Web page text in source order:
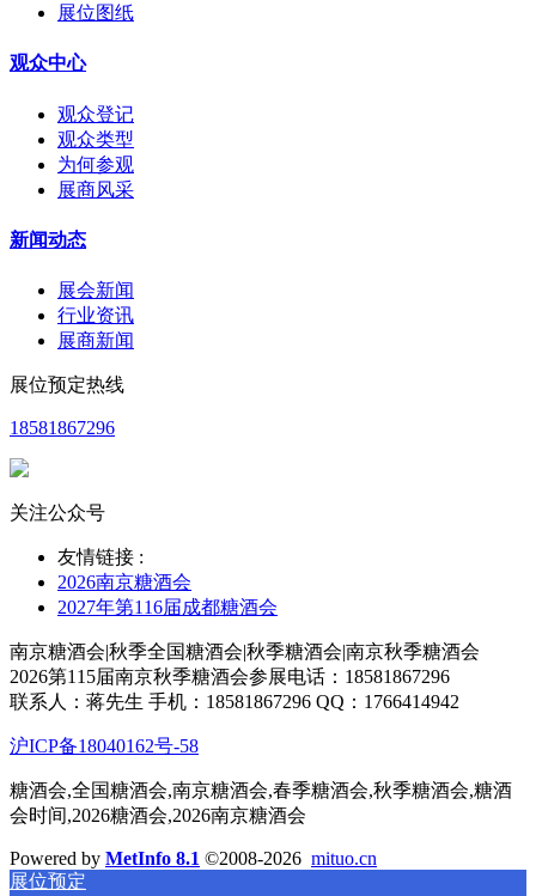
展位图纸
观众中心
观众登记
观众类型
为何参观
展商风采
新闻动态
展会新闻
行业资讯
展商新闻
展位预定热线
18581867296
关注公众号
友情链接 :
2026南京糖酒会
2027年第116届成都糖酒会
南京糖酒会|秋季全国糖酒会|秋季糖酒会|南京秋季糖酒会
2026第115届南京秋季糖酒会参展电话：18581867296
联系人：蒋先生 手机：18581867296 QQ：1766414942
沪ICP备18040162号-58
糖酒会,全国糖酒会,南京糖酒会,春季糖酒会,秋季糖酒会,糖酒
会时间,2026糖酒会,2026南京糖酒会
Powered by MetInfo 8.1 ©2008-2026 mituo.cn
展位预定